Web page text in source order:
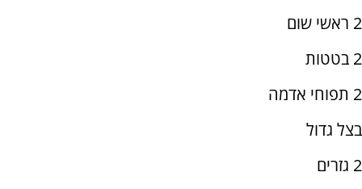
2 ראשי שום
2 בטטות
2 תפוחי אדמה
בצל גדול
2 גזרים